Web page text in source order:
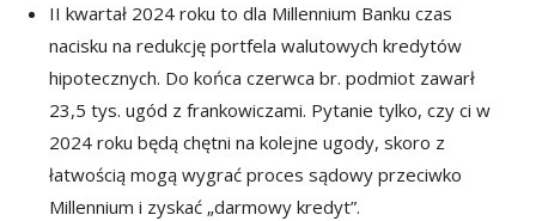
II kwartał 2024 roku to dla Millennium Banku czas
nacisku na redukcję portfela walutowych kredytów
hipotecznych. Do końca czerwca br. podmiot zawarł
23,5 tys. ugód z frankowiczami. Pytanie tylko, czy ci w
2024 roku będą chętni na kolejne ugody, skoro z
łatwością mogą wygrać proces sądowy przeciwko
Millennium i zyskać „darmowy kredyt”.